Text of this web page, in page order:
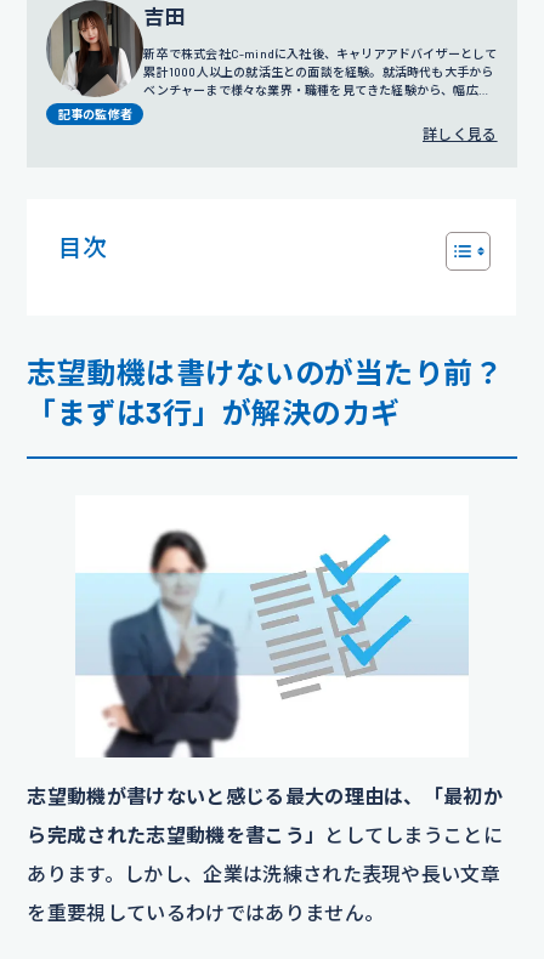
記事の監修者
吉田
新卒で株式会社C-mindに入社後、キャリアアドバイザーとして
累計1000人以上の就活生との面談を経験。就活時代も大手から
ベンチャーまで様々な業界・職種を見てきた経験から、幅広い
詳しく見る
目次
志望動機は書けないのが当たり前？
「まずは3行」が解決のカギ
志望動機が書けないと感じる最大の理由は、「最初か
ら完成された志望動機を書こう」
としてしまうことに
あります。しかし、企業は洗練された表現や長い文章
を重要視しているわけではありません。